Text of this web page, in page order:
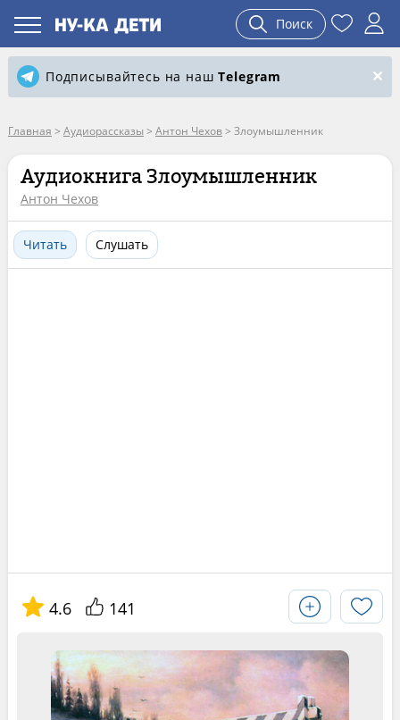
Поиск
Подписывайтесь на нашTelegram
Главная > Аудиорассказы > Антон Чехов> Злоумышленник
Аудиокнига Злоумышленник
Антон Чехов
Читать Слушать
4.6 141